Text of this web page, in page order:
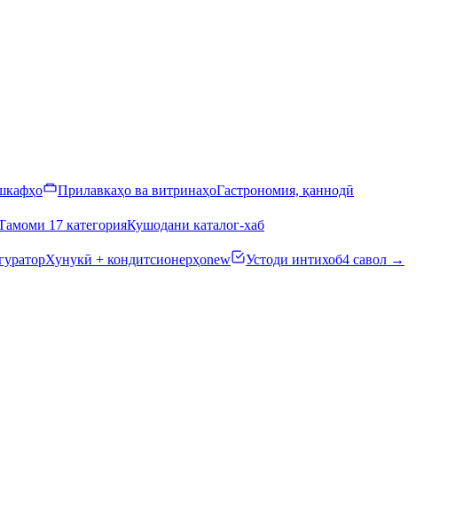
Прилавкаҳо ва витринаҳоГастрономия, қаннодӣ
17 категорияКушодани каталог-хаб
Хунукӣ + кондитсионерҳоnew Устоди интихоб4 савол →